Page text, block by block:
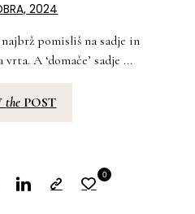
2024
pomisliš na sadje in
vrta. A ‘domače’ sadje ...
the POST
0